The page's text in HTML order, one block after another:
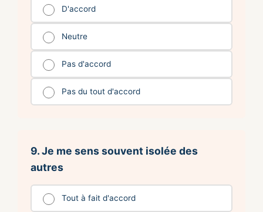
D'accord
Neutre
Pas d'accord
Pas du tout d'accord
9. Je me sens souvent isolée des
autres
Tout à fait d'accord